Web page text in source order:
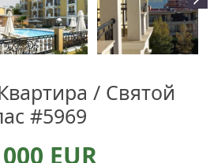
/ Святой
#5969
EUR